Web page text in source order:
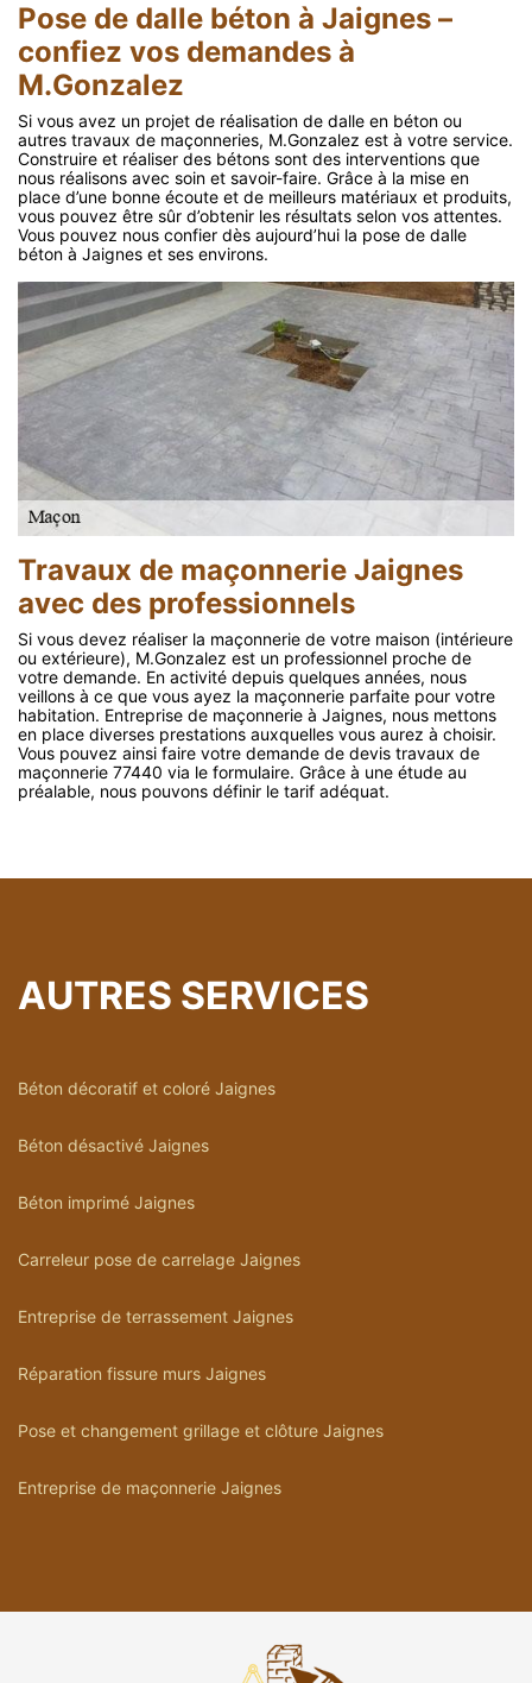
Pose de dalle béton à Jaignes –
confiez vos demandes à
M.Gonzalez
Si vous avez un projet de réalisation de dalle en béton ou
autres travaux de maçonneries, M.Gonzalez est à votre service.
Construire et réaliser des bétons sont des interventions que
nous réalisons avec soin et savoir-faire. Grâce à la mise en
place d’une bonne écoute et de meilleurs matériaux et produits,
vous pouvez être sûr d’obtenir les résultats selon vos attentes.
Vous pouvez nous confier dès aujourd’hui la pose de dalle
béton à Jaignes et ses environs.
Travaux de maçonnerie Jaignes
avec des professionnels
Si vous devez réaliser la maçonnerie de votre maison (intérieure
ou extérieure), M.Gonzalez est un professionnel proche de
votre demande. En activité depuis quelques années, nous
veillons à ce que vous ayez la maçonnerie parfaite pour votre
habitation. Entreprise de maçonnerie à Jaignes, nous mettons
en place diverses prestations auxquelles vous aurez à choisir.
Vous pouvez ainsi faire votre demande de devis travaux de
maçonnerie 77440 via le formulaire. Grâce à une étude au
préalable, nous pouvons définir le tarif adéquat.
AUTRES SERVICES
Béton décoratif et coloré Jaignes
Béton désactivé Jaignes
Béton imprimé Jaignes
Carreleur pose de carrelage Jaignes
Entreprise de terrassement Jaignes
Réparation fissure murs Jaignes
Pose et changement grillage et clôture Jaignes
Entreprise de maçonnerie Jaignes